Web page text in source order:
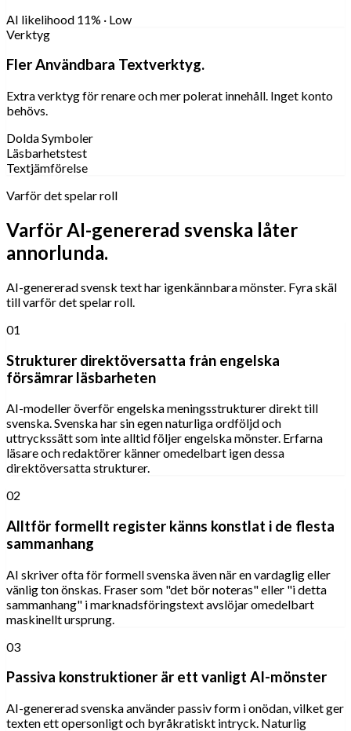
AI likelihood 11% · Low
Verktyg
Fler Användbara Textverktyg.
Extra verktyg för renare och mer polerat innehåll. Inget konto
behövs.
Dolda Symboler
Läsbarhetstest
Textjämförelse
Varför det spelar roll
Varför AI-genererad svenska låter
annorlunda.
AI-genererad svensk text har igenkännbara mönster. Fyra skäl
till varför det spelar roll.
01
Strukturer direktöversatta från engelska
försämrar läsbarheten
AI-modeller överför engelska meningsstrukturer direkt till
svenska. Svenska har sin egen naturliga ordföljd och
uttryckssätt som inte alltid följer engelska mönster. Erfarna
läsare och redaktörer känner omedelbart igen dessa
direktöversatta strukturer.
02
Alltför formellt register känns konstlat i de flesta
sammanhang
AI skriver ofta för formell svenska även när en vardaglig eller
vänlig ton önskas. Fraser som "det bör noteras" eller "i detta
sammanhang" i marknadsföringstext avslöjar omedelbart
maskinellt ursprung.
03
Passiva konstruktioner är ett vanligt AI-mönster
AI-genererad svenska använder passiv form i onödan, vilket ger
texten ett opersonligt och byråkratiskt intryck. Naturlig